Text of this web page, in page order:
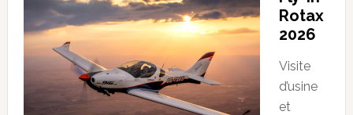
Rotax
2026
Visite
d’usine
et